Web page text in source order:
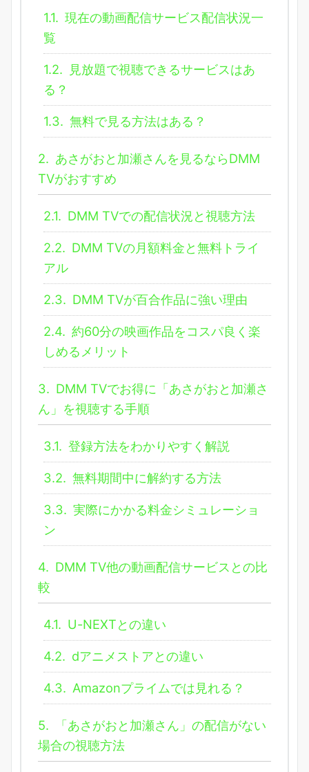
1.1. 現在の動画配信サービス配信状況一
覧
1.2. 見放題で視聴できるサービスはあ
る？
1.3. 無料で見る方法はある？
2. あさがおと加瀬さんを見るならDMM
TVがおすすめ
2.1. DMM TVでの配信状況と視聴方法
2.2. DMM TVの月額料金と無料トライ
アル
2.3. DMM TVが百合作品に強い理由
2.4. 約60分の映画作品をコスパ良く楽
しめるメリット
3. DMM TVでお得に「あさがおと加瀬さ
ん」を視聴する手順
3.1. 登録方法をわかりやすく解説
3.2. 無料期間中に解約する方法
3.3. 実際にかかる料金シミュレーショ
ン
4. DMM TV他の動画配信サービスとの比
較
4.1. U-NEXTとの違い
4.2. dアニメストアとの違い
4.3. Amazonプライムでは見れる？
5.
「あさがおと加瀬さん」の配信がない
場合の視聴方法